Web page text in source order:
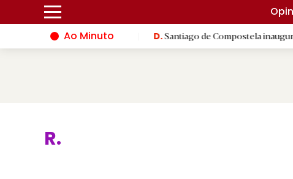
Ao Minuto
mundo da moda | D.Santiago de Compostela inaugura XVI Jogos
Relig